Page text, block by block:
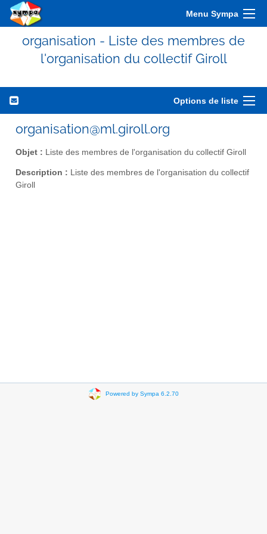
Menu Sympa
organisation - Liste des membres de
l'organisation du collectif Giroll
Options de liste
organisation@ml.giroll.org
Objet : Liste des membres de l'organisation du collectif Giroll
Description : Liste des membres de l'organisation du collectif
Giroll
Powered by Sympa 6.2.70